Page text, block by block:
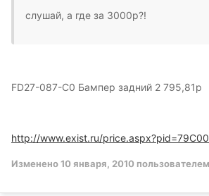
слушай, а где за 3000р?!
FD27-087-C0 Бампер задний 2 795,81р
http://www.exist.ru/
Изменено10 января, 2010